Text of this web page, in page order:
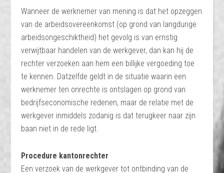
Wanneer de werknemer van mening is dat het opzeggen
van de arbeidsovereenkomst (op grond van langdurige
arbeidsongeschiktheid) het gevolg is van ernstig
verwijtbaar handelen van de werkgever, dan kan hij de
rechter verzoeken aan hem een billijke vergoeding toe
te kennen. Datzelfde geldt in de situatie waarin een
werknemer ten onrechte is ontslagen op grond van
bedrijfseconomische redenen, maar de relatie met de
werkgever inmiddels zodanig is dat terugkeer naar zijn
baan niet in de rede ligt.
Procedure kantonrechter
Een verzoek van de werkgever tot ontbinding van de